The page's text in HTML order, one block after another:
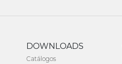
DOWNLOADS
Catálogos